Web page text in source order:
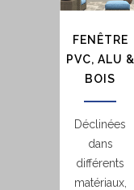
FENÊTRE
PVC, ALU &
BOIS
Déclinées
dans
différents
matériaux,